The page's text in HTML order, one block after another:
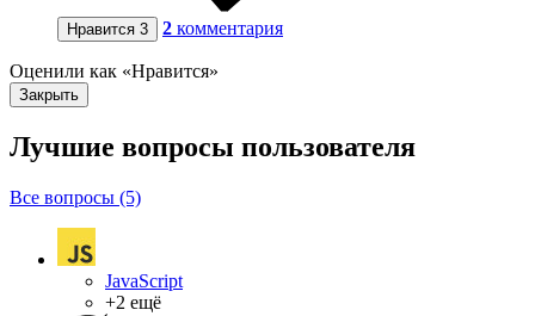
Нравится 3 2 комментария
Оценили как «Нравится»
Закрыть
Лучшие вопросы пользователя
Все вопросы (5)
JavaScript
+2 ещё